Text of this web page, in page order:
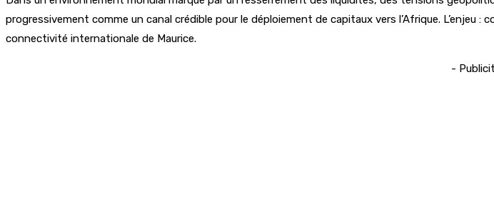
progressivement comme un canal crédible pour le déploiement de capitaux vers l’Afrique.
connectivité internationale de Maurice.
-